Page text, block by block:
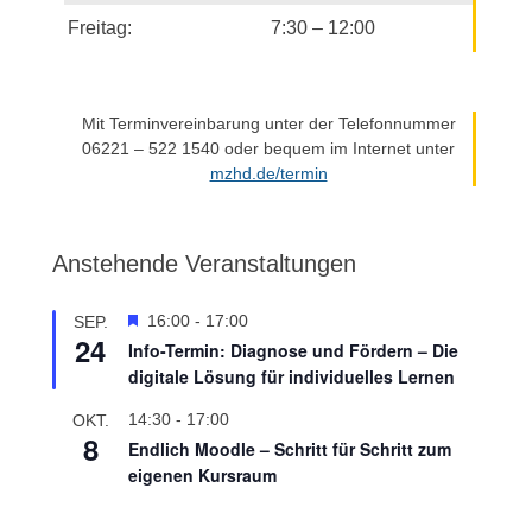
Freitag: 7:30 – 12:00
Mit Terminvereinbarung unter der Telefonnummer
06221 – 522 1540 oder bequem im Internet unter
mzhd.de/termin
Anstehende Veranstaltungen
SEP.
24
H
e
v
o
g
e
16:00 - 17:00
Info-Termin: Diagnose und Fördern – Die
digitale Lösung für individuelles Lernen
OKT.
8
14:30 - 17:00
Endlich Moodle – Schritt für Schritt zum
eigenen Kursraum